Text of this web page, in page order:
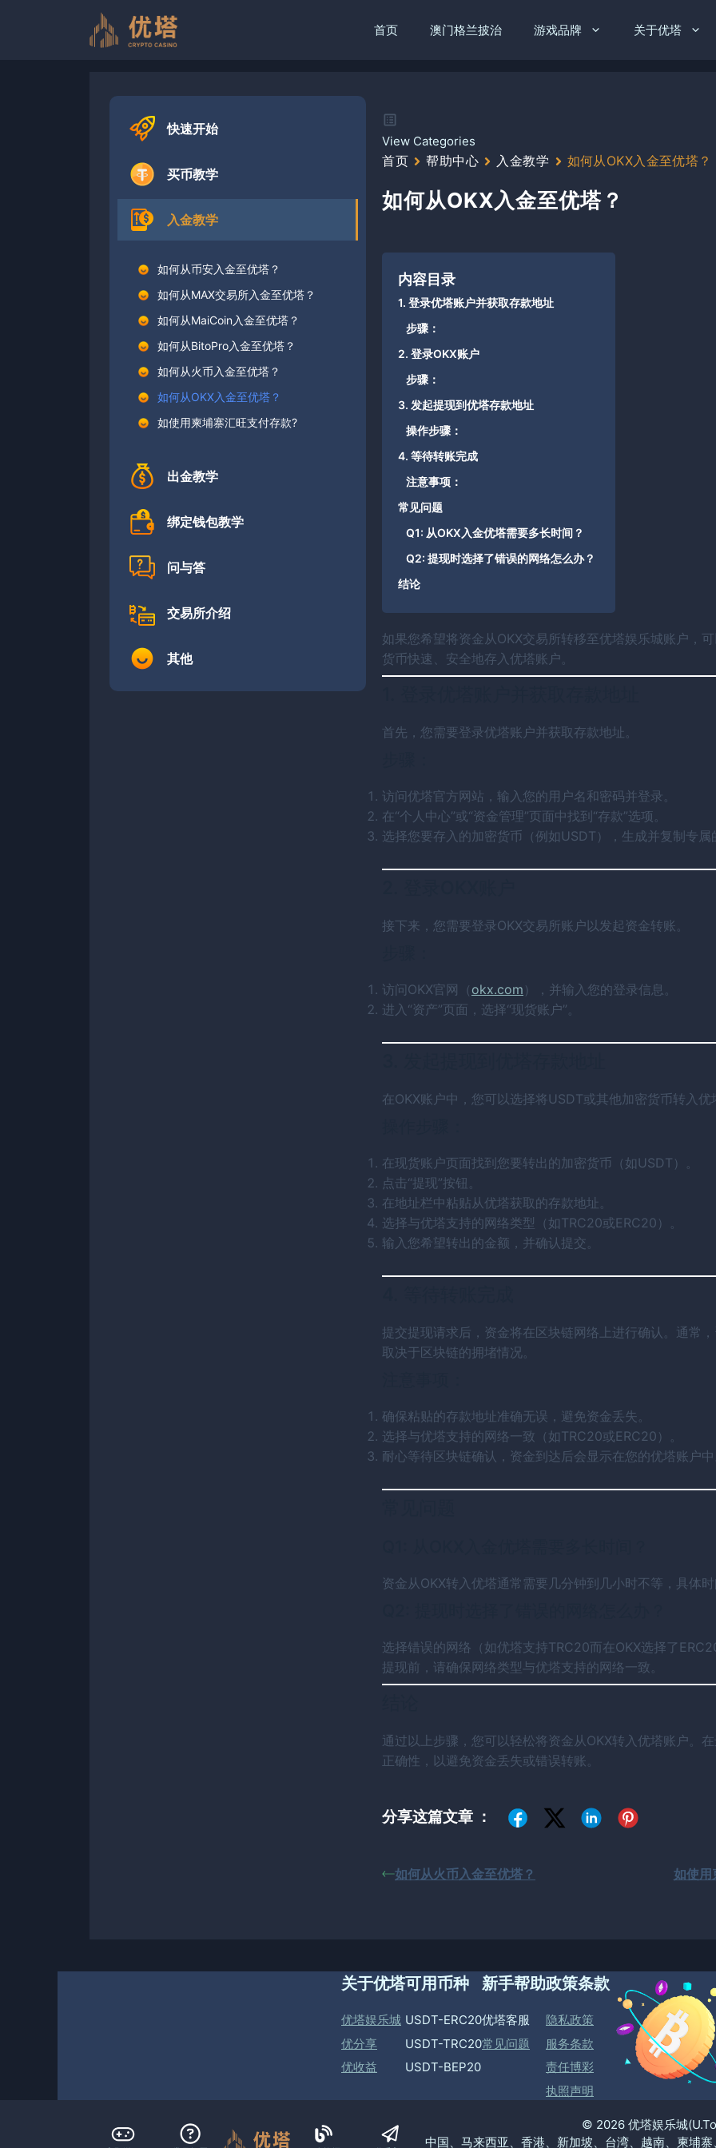
首页 澳门格兰披治 游戏品牌 关于优塔
快速开始
买币教学
入金教学
如何从币安入金至优塔？
如何从MAX交易所入金至优塔？
如何从MaiCoin入金至优塔？
如何从BitoPro入金至优塔？
如何从火币入金至优塔？
如何从OKX入金至优塔？
如使用柬埔寨汇旺支付存款?
出金教学
绑定钱包教学
问与答
交易所介绍
其他
View Categories
首页 帮助中心 入金教学 如何从OKX入金至优塔？
如何从OKX入金至优塔？
内容目录
1. 登录优塔账户并获取存款地址
步骤：
2. 登录OKX账户
步骤：
3. 发起提现到优塔存款地址
操作步骤：
4. 等待转账完成
注意事项：
常见问题
Q1: 从OKX入金优塔需要多长时间？
Q2: 提现时选择了错误的网络怎么办？
结论
如果您希望将资金从OKX交易所转移至优塔娱乐城账户，
货币快速、安全地存入优塔账户。
首先，您需要登录优塔账户并获取存款地址。
访问优塔官方网站，输入您的用户名和密码并登录。
在“个人中心”或“资金管理”页面中找到“存款”选项。
选择您要存入的加密货币（例如USDT），生成并复制专属
接下来，您需要登录OKX交易所账户以发起资金转账。
访问OKX官网（ okx.com ），并输入您的登录信息。
进入“资产”页面，选择“现货账户”。
在OKX账户中，您可以选择将USDT或其他加密货币转入优
在现货账户页面找到您要转出的加密货币（如USDT）。
点击“提现”按钮。
在地址栏中粘贴从优塔获取的存款地址。
选择与优塔支持的网络类型（如TRC20或ERC20）。
输入您希望转出的金额，并确认提交。
提交提现请求后，资金将在区块链网络上进行确认。通常
取决于区块链的拥堵情况。
确保粘贴的存款地址准确无误，避免资金丢失。
选择与优塔支持的网络一致（如TRC20或ERC20）。
耐心等待区块链确认，资金到达后会显示在您的优塔账户中
资金从OKX转入优塔通常需要几分钟到几小时不等，具体
选择错误的网络（如优塔支持TRC20而在OKX选择了
提现前，请确保网络类型与优塔支持的网络一致。
通过以上步骤，您可以轻松将资金从OKX转入优塔账户。
正确性，以避免资金丢失或错误转账。
分享这篇文章 ：
如何从火币入金至优塔？ 如使用
关于优塔
优塔娱乐城
优分享
优收益
可用币种
USDT-ERC20
USDT-TRC20
USDT-BEP20
新手帮助
优塔客服
常见问题
政策条款
隐私政策
服务条款
责任博彩
执照声明
© 2026 优塔娱乐城
中国、马来西亚、香港、新加坡、台湾、越南、柬埔